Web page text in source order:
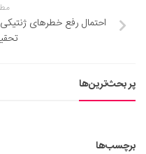
احتمال رفع خطرهای ژنتیکی
پر بحث‌ترین‌ها
برچسب‌ها